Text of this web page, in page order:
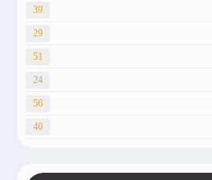
39
29
51
24
56
40